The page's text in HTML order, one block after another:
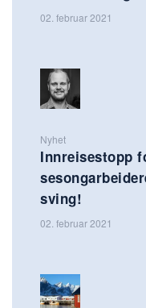
02. februar 2021
Nyhet
Innreisestopp
sving!
02. februar 2021